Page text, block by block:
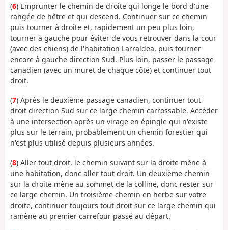
(6) Emprunter le chemin de droite qui longe le bord d'une
rangée de hêtre et qui descend. Continuer sur ce chemin
puis tourner à droite et, rapidement un peu plus loin,
tourner à gauche pour éviter de vous retrouver dans la cour
(avec des chiens) de l'habitation Larraldea, puis tourner
encore à gauche direction Sud. Plus loin, passer le passage
canadien (avec un muret de chaque côté) et continuer tout
droit.
(7) Après le deuxième passage canadien, continuer tout
droit direction Sud sur ce large chemin carrossable. Accéder
à une intersection après un virage en épingle qui n'existe
plus sur le terrain, probablement un chemin forestier qui
n'est plus utilisé depuis plusieurs années.
(8) Aller tout droit, le chemin suivant sur la droite mène à
une habitation, donc aller tout droit. Un deuxième chemin
sur la droite mène au sommet de la colline, donc rester sur
ce large chemin. Un troisième chemin en herbe sur votre
droite, continuer toujours tout droit sur ce large chemin qui
ramène au premier carrefour passé au départ.